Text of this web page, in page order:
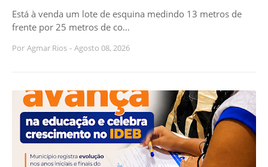
Está à venda um lote de esquina medindo 13 metros de
frente por 25 metros de co…
Por Agmar Rios - Agosto 08, 2026